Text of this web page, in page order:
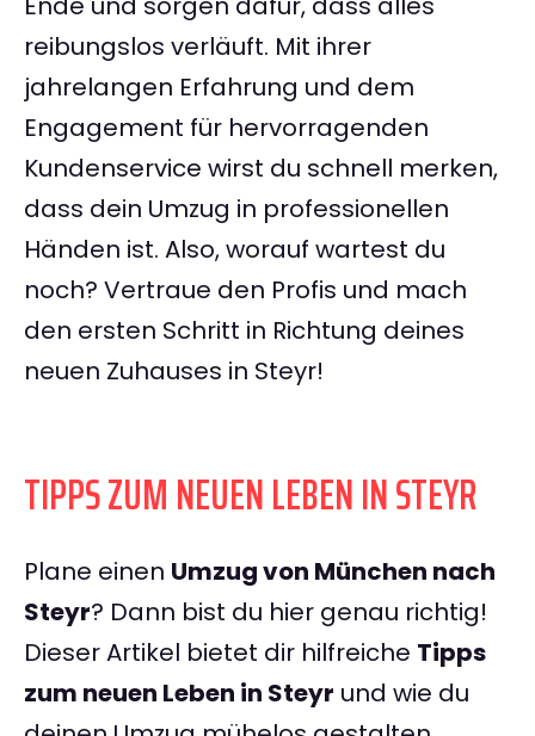
reibungslos verläuft. Mit ihrer
jahrelangen Erfahrung und dem
Engagement für hervorragenden
Kundenservice wirst du schnell merken,
dass dein Umzug in professionellen
Händen ist. Also, worauf wartest du
noch? Vertraue den Profis und mach
den ersten Schritt in Richtung deines
neuen Zuhauses in Steyr!
TIPPS ZUM NEUEN LEBEN IN STEYR
Plane einen Umzug von München nach
Steyr? Dann bist du hier genau richtig!
Dieser Artikel bietet dir hilfreiche Tipps
zum neuen Leben in Steyr und wie du